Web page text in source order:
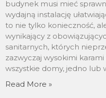
budynek musi mieć
wydajną instalację
to nie tylko konieczność,
wynikający z
sanitarnych, których
zazwyczaj wysokimi
wszystkie domy, jedno lub
Read More »